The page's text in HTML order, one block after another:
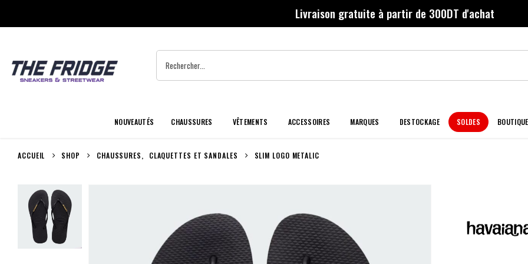
Livraison gratuite à partir de 300DT d'achat
NOUVEAUTÉS CHAUSSURES VÊTEMENTS ACCESSOIRES MARQUES DESTOCKAGE SOLDES
ACCUEIL SHOP CHAUSSURES, CLAQUETTES ET SANDALES SLIM LOGO METALIC